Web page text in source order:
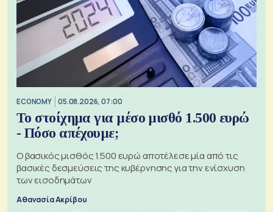
ECONOMY 05.08.2026, 07:00
Το στοίχημα για μέσο μισθό 1.500 ευρώ
- Πόσο απέχουμε;
Ο βασικός μισθός 1.500 ευρώ αποτέλεσε μία από τις
βασικές δεσμεύσεις της κυβέρνησης για την ενίσχυση
των εισοδημάτων
Αθανασία Ακρίβου